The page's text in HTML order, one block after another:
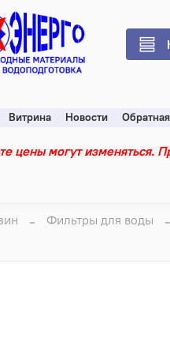
Витрина Новости
цены могут изменяться.
Фильтры для воды